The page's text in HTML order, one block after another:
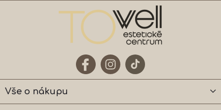
Vše o nákupu